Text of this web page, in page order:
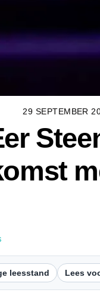
29 SEPTEMBER
leesstand Lees